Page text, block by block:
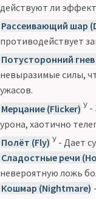
действуют ли
Рассеивающий шар
противодействует
Потусторонний
невыразимые силы,
ужасов.
Мерцание (Flicker) У -
урона, хаотично
Полёт (Fly) У - Дает
Сладостные речи
невероятную ложь
Кошмар (Nightmare)